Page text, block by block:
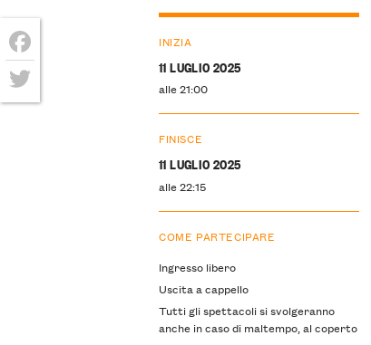
INIZIA
11 LUGLIO 2025
alle 21:00
FINISCE
11 LUGLIO 2025
alle 22:15
COME PARTECIPARE
Ingresso libero
Uscita a cappello
Tutti gli spettacoli si svolgeranno
anche in caso di maltempo, al coperto
Facebook
Twitter